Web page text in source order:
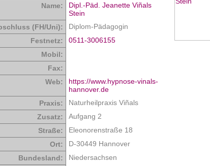
Name:
Dipl.-Päd. Jeanette Viñals
Stein
(FH/Uni):
Diplom-Pädagogin
Festnetz:
0511-3006155
Mobil:
Fax:
Web:
https://www.hypnose-vinals-
hannover.de
Praxis:
Naturheilpraxis Viñals
Zusatz:
Aufgang 2
Straße:
Eleonorenstraße 18
Ort:
D-30449 Hannover
Bundesland:
Niedersachsen